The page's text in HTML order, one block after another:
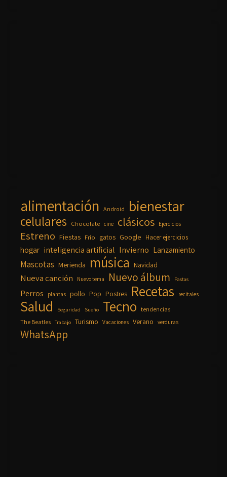
alimentación Android bienestar
celulares Chocolate cine clásicos Ejercicios
Estreno Fiestas Frío gatos Google Hacer ejercicios
hogar inteligencia artificial Invierno Lanzamiento
Mascotas Merienda música Navidad
Nueva canción Nuevo tema Nuevo álbum Pastas
Perros plantas pollo Pop Postres Recetas recitales
Salud Seguridad Sueño Tecno tendencias
The Beatles Trabajo Turismo Vacaciones Verano verduras
WhatsApp